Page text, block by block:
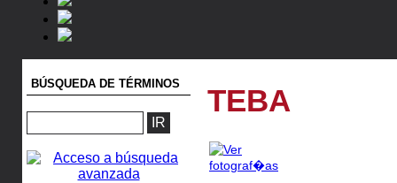
BÚSQUEDA DE TÉRMINOS TEBA